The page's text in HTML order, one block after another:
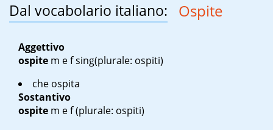
Dal vocabolario italiano: Ospite
Aggettivo
ospite m ef sing(plurale: ospiti)
che ospita
Sostantivo
ospite m ef(plurale: ospiti)